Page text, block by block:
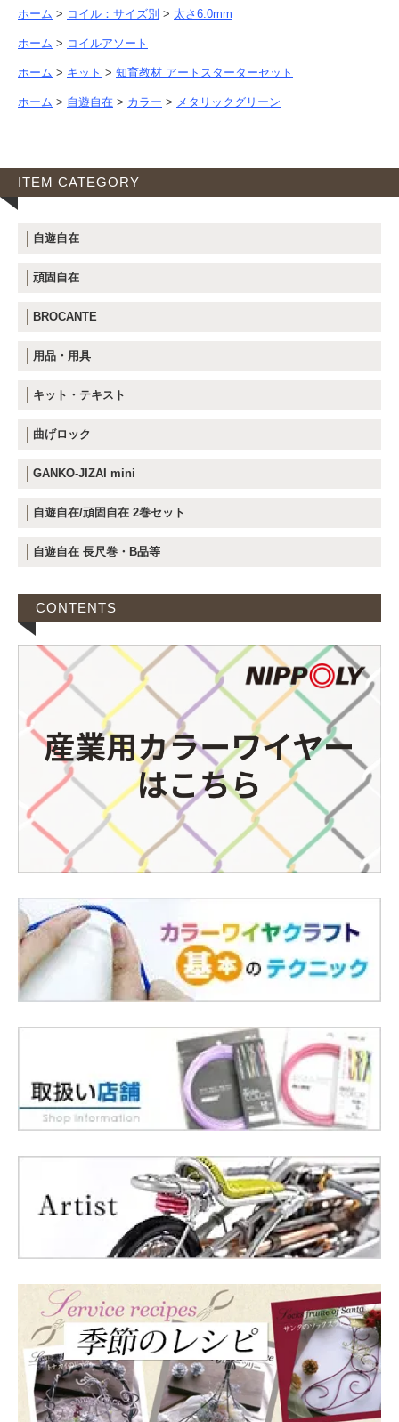
ホーム > コイル：サイズ別 > 太さ6.0mm
ホーム > コイルアソート
ホーム > キット > 知育教材 アートスターターセット
ホーム > 自遊自在 > カラー > メタリックグリーン
ITEM CATEGORY
自遊自在
頑固自在
BROCANTE
用品・用具
キット・テキスト
曲げロック
GANKO-JIZAI mini
自遊自在/頑固自在 2巻セット
自遊自在 長尺巻・B品等
CONTENTS